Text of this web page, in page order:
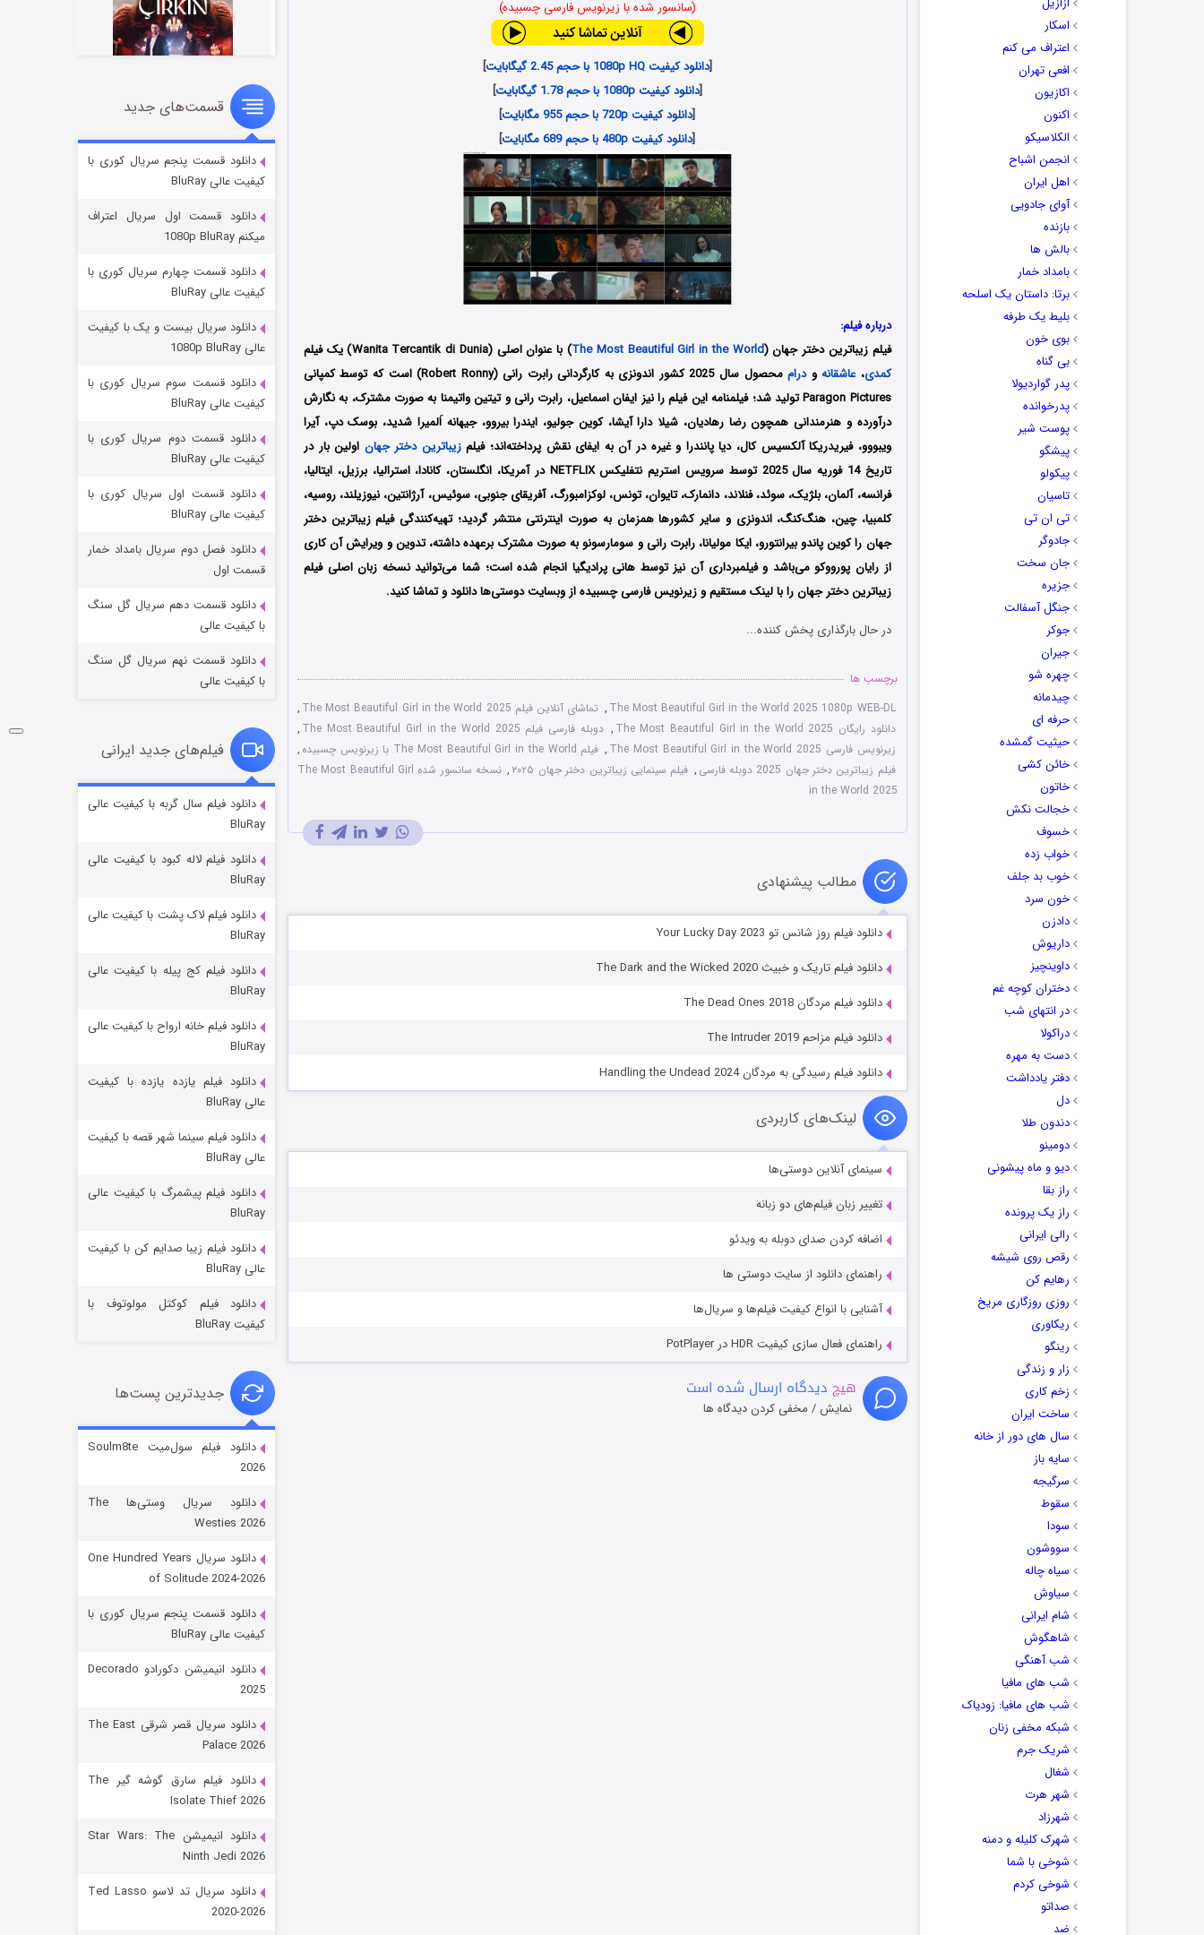
اسکار
اعتراف می کنم
افعی تهران
اکازیون
اکنون
الکلاسیکو
انجمن اشباح
اهل ایران
آوای جادویی
بازنده
بالش ها
بامداد خمار
برتا: داستان یک اسلحه
بلیط یک‌‌ طرفه
بوی خون
بی گناه
پدر گواردیولا
پدرخوانده
پوست شیر
پیشگو
پیکولو
تاسیان
تی ان تی
جادوگر
جان سخت
جزیره
جنگل آسفالت
جوکر
جیران
چهره شو
چیدمانه
حرفه ای
حیثیت گمشده
خائن کشی
خاتون
خجالت نکش
خسوف
خواب زده
خوب بد جلف
خون سرد
دادزن
داریوش
داوینچیز
دختران کوچه غم
در انتهای شب
دراکولا
دست به مهره
دفتر یادداشت
دل
دندون طلا
دومینو
دیو و ماه پیشونی
راز بقا
راز یک پرونده
رالی ایرانی
رقص روی شیشه
رهایم کن
روزی روزگاری مریخ
ریکاوری
رینگو
زار و زندگی
زخم کاری
ساخت ایران
سال های دور از خانه
سایه باز
سرگیجه
سقوط
سودا
سووشون
سیاه چاله
سیاوش
شام ایرانی
شاهگوش
شب آهنگی
شب های مافیا
شب های مافیا: زودیاک
شبکه مخفی زنان
شریک جرم
شغال
شهر هرت
شهرزاد
شهرک کلیله و دمنه
شوخی با شما
شوخی کردم
صداتو
ضد
(سانسور شده با زیرنویس فارسی چسبیده)
[دانلود کیفیت 1080p HQ با حجم 2.45 گیگابایت
]
[دانلود کیفیت 1080p با حجم 1.78 گیگابایت
]
[دانلود کیفیت 720p با حجم 955 مگابایت
]
[دانلود کیفیت 480p با حجم 689 مگابایت ]
درباره فیلم:
فیلم زیباترین دختر جهان (The Most Beautiful Girl in the World) با عنوان اصلی (Wanita Tercantik di Dunia) یک فیلم
کمدی،عاشقانهودرام
محصول سال 2025 کشور اندونزی به کارگردانی رابرت رانی (Robert Ronny) است که توسط کمپانی‌
Paragon Pictures تولید شد؛ فیلمنامه این فیلم را نیز ایفان اسماعیل، رابرت رانی و تیتین واتیمنا به صورت مشترک، به نگارش
درآورده و هنرمندانی همچون رضا رهادیان، شیلا دارا آیشا، کوین جولیو، ایندرا بیروو، جیهانه اَلمیرا شدید، بوسک دپ، آیرا
ویبووو، فیریدریکا آلکسیس کال، دیا پانندرا و غیره در آن به ایفای نقش پرداخته‌اند؛ فیلمزیباترین دختر جهان اولین بار در
تاریخ 14 فوریه سال 2025 توسط سرویس استریم نتفلیکس NETFLIX در آمریکا، انگلستان، کانادا، استرالیا، برزیل، ایتالیا،
فرانسه، آلمان، بلژیک، سوئد، فنلاند، دانمارک، تایوان، تونس، لوکزامبورگ، آفریقای جنوبی، سوئیس، آرژانتین، نیوزیلند، روسیه،
کلمبیا، چین، هنگ‌کنگ، اندونزی و سایر کشورها همزمان به صورت اینترنتی منتشر گردید؛ تهیه‌کنندگی فیلم زیباترین دختر
جهان را کوین پاندو بیرانتورو، ایکا مولیانا، رابرت رانی و سومارسونو به صورت مشترک برعهده داشته، تدوین و ویرایش آن کاری
از رایان پورووکو می‌باشد و فیلمبرداری آن نیز توسط هانی پرادیگیا انجام شده است؛ شما می‌توانید نسخه زبان اصلی فیلم
زیباترین دختر جهان را با ‌لینک مستقیم و زیرنویس فارسی چسبیده از وبسایت دوستی‌ها دانلود و تماشا کنید.
در حال بارگذاری پخش کننده...
برچسب ها
The Most Beautiful Girl in the World 2025 1080p WEB-DL
, تماشای آنلاین فیلم The Most Beautiful Girl in the World 2025
,
دانلود رایگان The Most Beautiful Girl in the World 2025
, دوبله فارسی فیلم The Most Beautiful Girl in the World 2025
,
زیرنویس فارسی The Most Beautiful Girl in the World 2025
, فیلم The Most Beautiful Girl in the World با زیرنویس چسبیده
,
فیلم زیباترین دختر جهان 2025 دوبله فارسی
, فیلم سینمایی زیباترین دختر جهان ۲۰۲۵ ,
نسخه سانسور شده The Most Beautiful Girl
in the World 2025
مطالب پیشنهادی
دانلود فیلم روز شانس تو Your Lucky Day 2023
دانلود فیلم تاریک و خبیث The Dark and the Wicked 2020
دانلود فیلم مردگان The Dead Ones 2018
دانلود فیلم مزاحم The Intruder 2019
دانلود فیلم رسیدگی به مردگان Handling the Undead 2024
لینک‌های کاربردی
سینمای آنلاین دوستی‌ها
تغییر زبان فیلم‌های دو زبانه
اضافه کردن صدای دوبله به ویدئو
راهنمای دانلود از سایت دوستی ها
آشنایی با انواع کیفیت فیلم‌ها و سریال‌ها
راهنمای فعال سازی کیفیت HDR در PotPlayer
هیچ دیدگاه ارسال شده است
نمایش / مخفی کردن دیدگاه ها
سریال زشت
قسمت۲ (زیرنویس) منتشر شد
مردگان متحرک: شهر مرده ۳
شکست استوارت در نجات جهان
قسمت ۷ (زیرنویس) منتشر شد
شوگر فصل ۲
قسمت
خاندان اژدها فصل ۳
جادوگری در مغولستان
قسمت۶ (زیرنویس)
رویایی برای تو
قسمت۱۵ (دوبله)
قسمت‌های جدید
دانلود قسمت پنجم سریال کوری با
کیفیت عالی BluRay
دانلود قسمت اول سریال اعتراف
میکنم 1080p BluRay
دانلود قسمت چهارم سریال کوری با
کیفیت عالی BluRay
دانلود سریال بیست و یک با کیفیت
عالی 1080p BluRay
دانلود قسمت سوم سریال کوری با
کیفیت عالی BluRay
دانلود قسمت دوم سریال کوری با
کیفیت عالی BluRay
دانلود قسمت اول سریال کوری با
کیفیت عالی BluRay
دانلود فصل دوم سریال بامداد خمار
قسمت اول
دانلود قسمت دهم سریال گل سنگ
با کیفیت عالی
دانلود قسمت نهم سریال گل سنگ
با کیفیت عالی
فیلم‌های جدید ایرانی
دانلود فیلم سال گربه با کیفیت عالی
BluRay
دانلود فیلم لاله کبود با کیفیت عالی
BluRay
دانلود فیلم لاک پشت با کیفیت عالی
BluRay
دانلود فیلم کج‌ پیله با کیفیت عالی
BluRay
دانلود فیلم خانه ارواح با کیفیت عالی
BluRay
دانلود فیلم یازده یازده با کیفیت
عالی BluRay
دانلود فیلم سینما شهر قصه با کیفیت
عالی BluRay
دانلود فیلم پیشمرگ با کیفیت عالی
BluRay
دانلود فیلم زیبا صدایم کن با کیفیت
عالی BluRay
دانلود فیلم کوکتل مولوتوف با
کیفیت BluRay
جدیدترین پست‌ها
دانلود فیلم سول‌میت Soulm8te
2026
دانلود سریال وستی‌ها The
Westies 2026
دانلود سریال One Hundred Years
of Solitude 2024-2026
دانلود قسمت پنجم سریال کوری با
کیفیت عالی BluRay
دانلود انیمیشن دکورادو Decorado
2025
دانلود سریال قصر شرقی The East
Palace 2026
دانلود فیلم سارق گوشه گیر The
Isolate Thief 2026
دانلود انیمیشن Star Wars: The
Ninth Jedi 2026
دانلود سریال تد لاسو Ted Lasso
2020-2026